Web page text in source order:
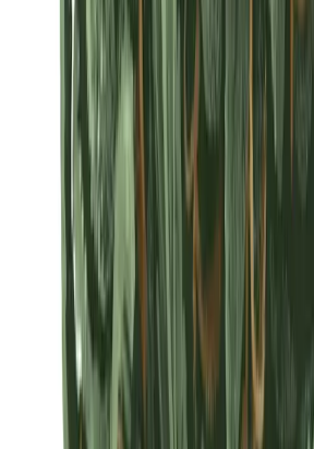
Sativa Strains Indica Strains
Standorte